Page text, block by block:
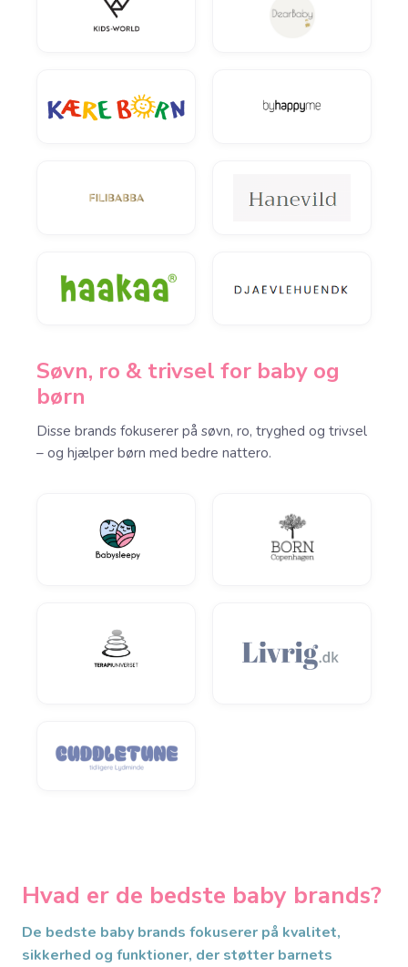
Søvn, ro & trivsel for baby og
børn
Disse brands fokuserer på søvn, ro, tryghed og trivsel
– og hjælper børn med bedre nattero.
Hvad er de bedste baby brands?
De bedste baby brands fokuserer på kvalitet,
sikkerhed og funktioner, der støtter barnets